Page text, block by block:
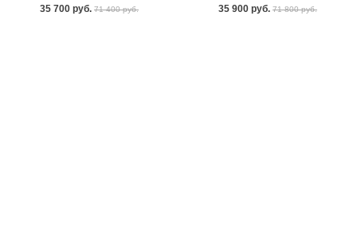
35 700 руб. 71 400 руб. 35 900 руб. 71 800 руб.